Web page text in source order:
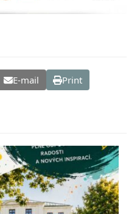
E-mail Print